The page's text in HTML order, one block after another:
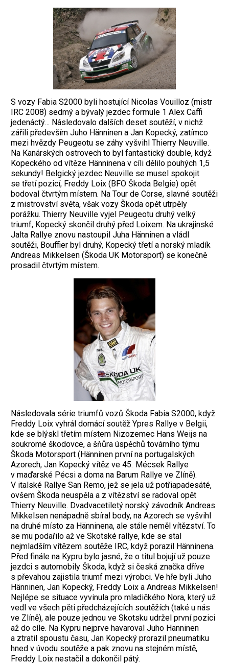
S vozy Fabia S2000 byli hostující Nicolas Vouilloz (mistr
IRC 2008) sedmý a bývalý jezdec formule 1 Alex Caffi
jedenáctý… Následovalo dalších deset soutěží, v nichž
zářili především Juho Hänninen a Jan Kopecký, zatímco
mezi hvězdy Peugeotu se záhy vyšvihl Thierry Neuville.
Na Kanárských ostrovech to byl fantastický double, když
Kopeckého od vítěze Hänninena v cíli dělilo pouhých 1,5
sekundy! Belgický jezdec Neuville se musel spokojit
se třetí pozicí, Freddy Loix (BFO Škoda Belgie) opět
bodoval čtvrtým místem. Na Tour de Corse, slavné soutěži
z mistrovství světa, však vozy Škoda opět utrpěly
porážku. Thierry Neuville vyjel Peugeotu druhý velký
triumf, Kopecký skončil druhý před Loixem. Na ukrajinské
Jalta Rallye znovu nastoupil Juha Hänninen a vládl
soutěži, Bouffier byl druhý, Kopecký třetí a norský mladík
Andreas Mikkelsen (Škoda UK Motorsport) se konečně
prosadil čtvrtým místem.
Následovala série triumfů vozů Škoda Fabia S2000, když
Freddy Loix vyhrál do­mácí soutěž Ypres Rallye v Belgii,
kde se blýskl třetím místem Nizozemec Hans Weijs na
soukromé škodovce, a šňůra úspěchů továrního týmu
Škoda Motorsport (Hänninen první na portugalských
Azorech, Jan Kopecký vítěz ve 45. Mécsek Rallye
v maďarské Pécsi a doma na Barum Rallye ve Zlíně).
V italské Rallye San Remo, jež se jela už potřiapadesáté,
ovšem Škoda neuspěla a z vítězství se radoval opět
Thierry Neuville. Dvadvacetiletý norský závodník Andreas
Mikkelsen nenápadně sbíral body, na Azorech se vyšvihl
na druhé místo za Hänni­nena, ale stále neměl vítězství. To
se mu podařilo až ve Skotské rallye, kde se stal
nejmladším vítězem soutěže IRC, když ­porazil Hänninena.
Před finále na Kypru bylo jasné, že o titul bojují už pouze
jezdci s automobily Škoda, když si česká značka dříve
s převahou zajistila triumf mezi vý­robci. Ve hře byli Juho
Hänninen, Jan Kopecký, Freddy Loix a Andreas Mikkelsen!
Nejlépe se situace vyvinula pro mladičkého Nora, který už
vedl ve všech pěti předchá­zejících soutěžích (také u nás
ve Zlíně), ale pouze jednou ve Skotsku udržel první pozici
až do cíle. Na Kypru nejprve ha­varoval Juho Hänninen
a ztratil spoustu času, Jan Kopecký prorazil pneumatiku
hned v úvodu soutěže a pak znovu na stejném místě,
Freddy Loix nestačil a dokončil pátý.